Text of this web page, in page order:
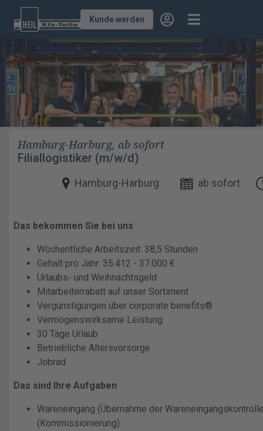
Kunde werden
Hamburg-Harburg, ab sofort
Filiallogistiker (m/w/d)
Hamburg-Harburg ab sofort
Das bekommen Sie bei uns
Wöchentliche Arbeitszeit: 38,5 Stunden
Gehalt pro Jahr: 35.412 - 37.000 €
Urlaubs- und Weihnachtsgeld
Mitarbeiterrabatt auf unser Sortiment
Vergünstigungen über corporate benefits®
Vermögenswirksame Leistung
30 Tage Urlaub
Betriebliche Altersvorsorge
Jobrad
Das sind Ihre Aufgaben
Wareneingang (Übernahme der
(Kommissionierung)